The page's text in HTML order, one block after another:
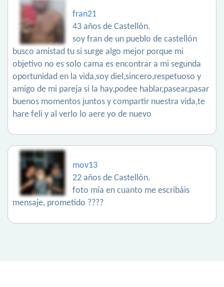
fran21
43 años de Castellón.
soy fran de un pueblo de castellón
busco amistad tu si surge algo mejor porque mi
objetivo no es solo cama es encontrar a mi segunda
oportunidad en la vida,soy diel,sincero,respetuoso y
amigo de mi pareja si la hay,podee hablar,pasear,pasar
buenos momentos juntos y compartir nuestra vida,te
hare feli y al verlo lo aere yo de nuevo
mov13
22 años de Castellón.
foto mía en cuanto me escribáis
mensaje, prometido ????